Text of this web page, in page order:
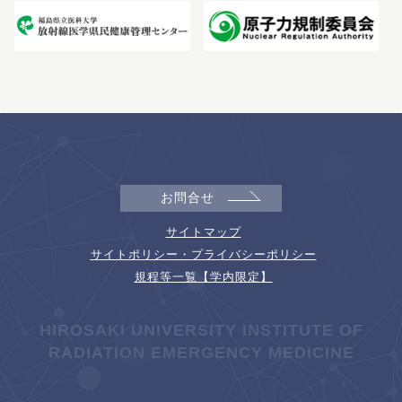
お問合せ
サイトマップ
サイトポリシー・プライバシーポリシー
規程等一覧【学内限定】
HIROSAKI UNIVERSITY INSTITUTE OF
RADIATION EMERGENCY MEDICINE